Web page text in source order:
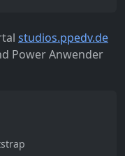
studios.ppedv.de
Power Anwender